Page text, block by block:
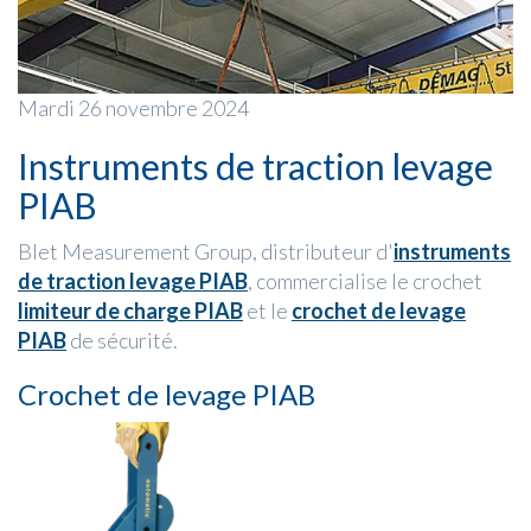
Mardi 26 novembre 2024
Instruments de traction levage
PIAB
Blet Measurement Group, distributeur d'instruments
de traction levage PIAB, commercialise le crochet
limiteur de charge PIABet le crochet de levage
PIABde sécurité.
Crochet de levage PIAB